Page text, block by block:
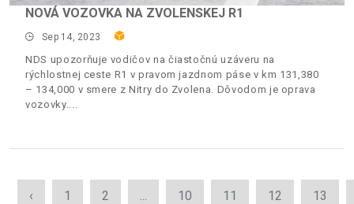
NOVÁ VOZOVKA NA ZVOLENSKEJ R1
Sep 14, 2023
NDS upozorňuje vodičov na čiastočnú uzáveru na
rýchlostnej ceste R1 v pravom jazdnom páse v km 131,380
– 134,000 v smere z Nitry do Zvolena. Dôvodom je oprava
vozovky.
‹ 1 2 ... 10 11 12 13